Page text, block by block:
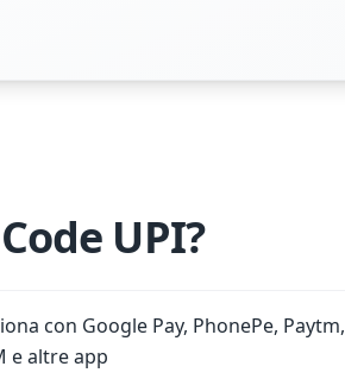
UPI?
con Google Pay, PhonePe, Paytm,
e altre app